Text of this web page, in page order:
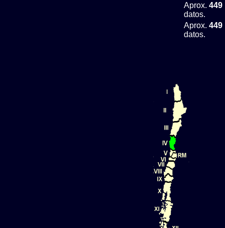
Aprox. 449
datos.
Aprox. 449
datos.